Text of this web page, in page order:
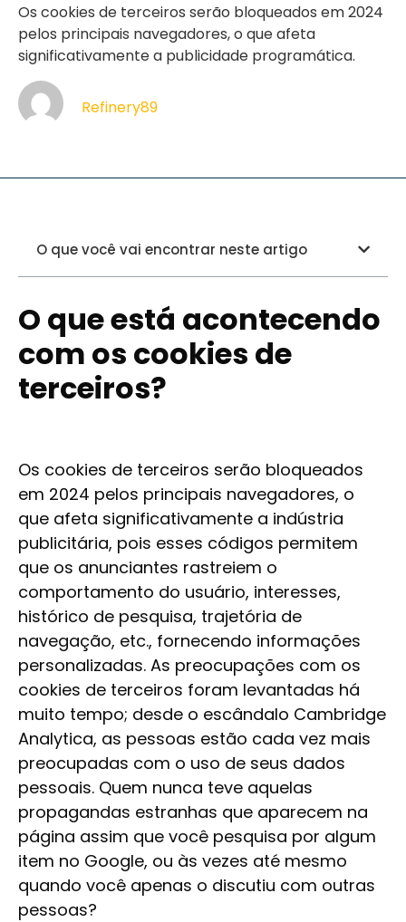
Os cookies de terceiros serão bloqueados em 2024
pelos principais navegadores, o que afeta
significativamente a publicidade programática.
Refinery89
O que você vai encontrar neste artigo
O que está acontecendo
com os cookies de
terceiros?
Os cookies de terceiros serão bloqueados
em 2024 pelos principais navegadores, o
que afeta significativamente a indústria
publicitária, pois esses códigos permitem
que os anunciantes rastreiem o
comportamento do usuário, interesses,
histórico de pesquisa, trajetória de
navegação, etc., fornecendo informações
personalizadas. As preocupações com os
cookies de terceiros foram levantadas há
muito tempo; desde o escândalo Cambridge
Analytica, as pessoas estão cada vez mais
preocupadas com o uso de seus dados
pessoais. Quem nunca teve aquelas
propagandas estranhas que aparecem na
página assim que você pesquisa por algum
item no Google, ou às vezes até mesmo
quando você apenas o discutiu com outras
pessoas?